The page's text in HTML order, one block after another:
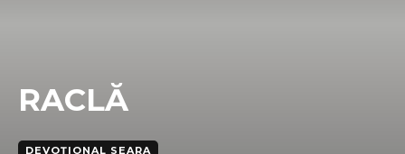
RACLĂ
DEVOȚIONAL SEARA